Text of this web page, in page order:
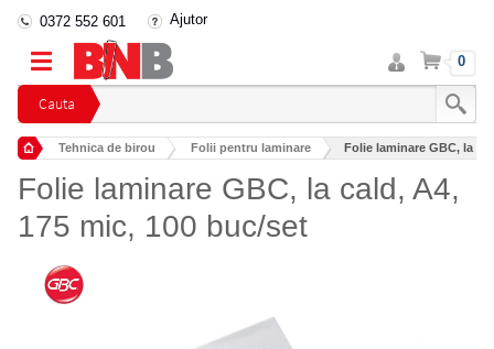
Cauta
0372 552 601 Ajutor
Intra
in
cont
Cos 0
Tehnica de birou Folii pentru laminare Folie laminare GBC, la
Folie laminare GBC, la cald, A4,
175 mic, 100 buc/set